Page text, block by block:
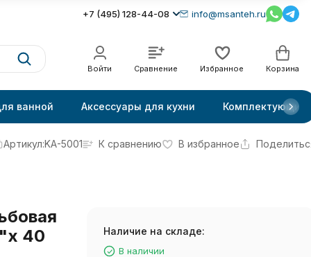
+7 (495) 128-44-08 info@msanteh.ru
Войти Сравнение Избранное Корзина
ванной Аксессуары для кухни Комплектующие
Артикул:KA-5001 К сравнению В избранное
40
Наличие на складе:
В наличии